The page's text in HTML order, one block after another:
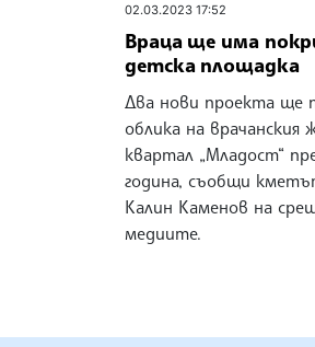
02.03.2023 17:52
Враца ще има
детска площадка
Два нови проекта ще
облика на врачанския
квартал „Младост“
година, съобщи
Калин Каменов на
медиите.